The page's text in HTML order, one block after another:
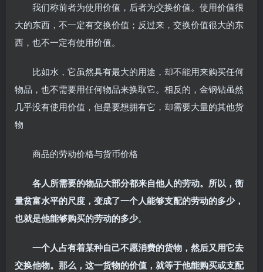
我们称前者为使用价值，后者为交换价值。使用价值很
大的东西，不一定有交换价值；反过来，交换价值很大的东
西，也不一定有使用价值。
比如水，它虽然具有最大的用途，却不能用来购买任何
物品，也不需要用任何物品来换取它。相反的，金钢钻虽然
几乎没有使用价值，但是要想拥有它，却需要大量的其他货
物
商品的劳动价格与货币价格
各人所需要的物品大部分都来自他人的劳动。所以，衡
量贫富水平的尺度，变成了一个人能够支配的劳动的多少，
也就是他能够购买的劳动的多少。
一个人占有着某种自己不愿消费的货物，然后又用它去
交换他物。那么，这一货物的价值，就等于他能购买或支配